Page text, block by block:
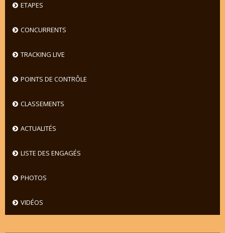
ETAPES
CONCURRENTS
TRACKING LIVE
POINTS DE CONTRÔLE
CLASSEMENTS
ACTUALITÉS
LISTE DES ENGAGÉS
PHOTOS
VIDÉOS